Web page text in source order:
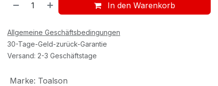
In den Warenkorb
Allgemeine Geschäftsbedingungen
30-Tage-Geld-zurück-Garantie
Versand: 2-3 Geschäftstage
Marke: Toalson